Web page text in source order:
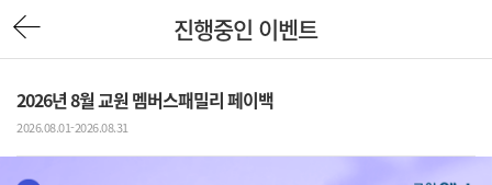
진행중인 이벤트
2026년 8월 교원 멤버스패밀리 페이백
2026.08.01-2026.08.31